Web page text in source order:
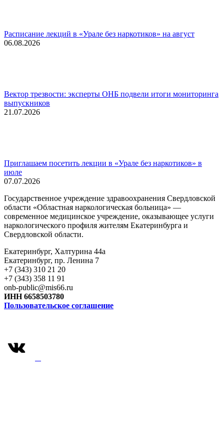
Расписание лекций в «Урале без наркотиков» на август
06.08.2026
Вектор трезвости: эксперты ОНБ подвели итоги мониторинга
выпускников
21.07.2026
Приглашаем посетить лекции в «Урале без наркотиков» в
июле
07.07.2026
Государственное учреждение здравоохранения Свердловской
области «Областная наркологическая больница» —
современное медицинское учреждение, оказывающее услуги
наркологического профиля жителям Екатеринбурга и
Свердловской области.
Екатеринбург, Халтурина 44а
Екатеринбург, пр. Ленина 7
+7 (343) 310 21 20
+7 (343) 358 11 91
onb-public@mis66.ru
ИНН 6658503780
Пользовательское соглашение